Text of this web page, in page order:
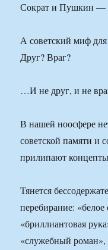
Сократ и Пушкин —
А советский миф
Друг? Враг?
…И не друг, и не
В нашей ноосфере
советской памяти и
прилипают
Тянется
перебирание:
«бриллиантовая
«служебный роман»,